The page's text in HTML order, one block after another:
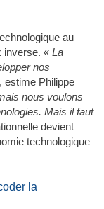
au
inverse. « La
nos
estime Philippe
nous voulons
Mais il faut
devient
technologique
la